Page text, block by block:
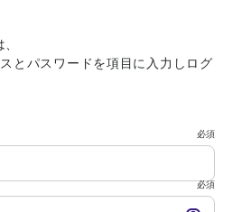
とパスワードを項目に入力しログ
必須
必須